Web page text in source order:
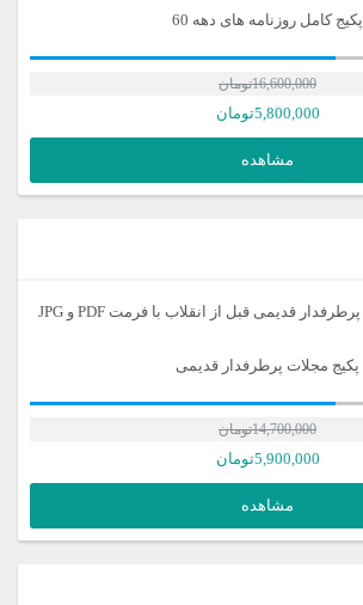
پکیج کامل روزنامه های دهه 60
16,600,000تومان
5,800,000تومان
مشاهده
پکیج مجلات پرطرفدار قدیمی
14,700,000تومان
5,900,000تومان
مشاهده